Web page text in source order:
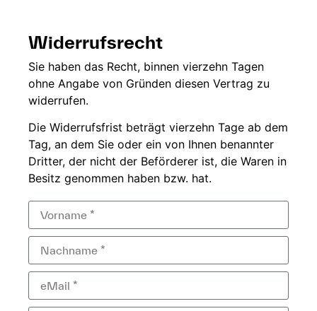
Widerrufsrecht
Sie haben das Recht, binnen vierzehn Tagen
ohne Angabe von Gründen diesen Vertrag zu
widerrufen.
Die Widerrufsfrist beträgt vierzehn Tage ab dem
Tag, an dem Sie oder ein von Ihnen benannter
Dritter, der nicht der Beförderer ist, die Waren in
Besitz genommen haben bzw. hat.